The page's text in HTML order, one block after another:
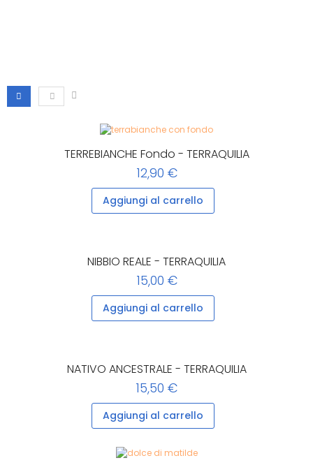
TERREBIANCHE Fondo - TERRAQUILIA
12,90 €
Aggiungi al carrello
NIBBIO REALE - TERRAQUILIA
15,00 €
Aggiungi al carrello
NATIVO ANCESTRALE - TERRAQUILIA
15,50 €
Aggiungi al carrello